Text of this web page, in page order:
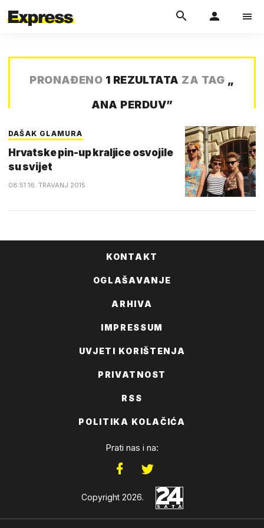
PRONAĐENO 1 REZULTATA ZA TAG „
ANA PERDUV”
DAŠAK GLAMURA
Hrvatske pin-up kraljice osvojile
su svijet
08:51 16. TRAVANJ 2015.
KONTAKT
OGLAŠAVANJE
ARHIVA
IMPRESSUM
UVJETI KORIŠTENJA
PRIVATNOST
RSS
POLITIKA KOLAČIĆA
Prati nas i na:
Copyright 2026.